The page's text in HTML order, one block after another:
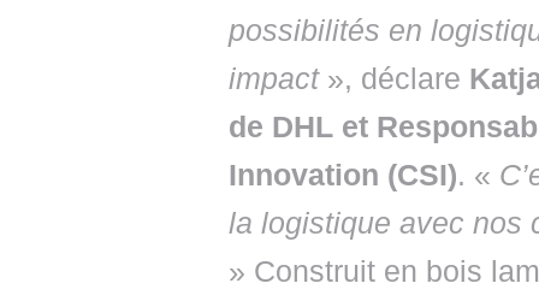
possibilités en
impact», déclare
de DHL et
Innovation (CSI). «
la logistique avec nos
» Construit en bois